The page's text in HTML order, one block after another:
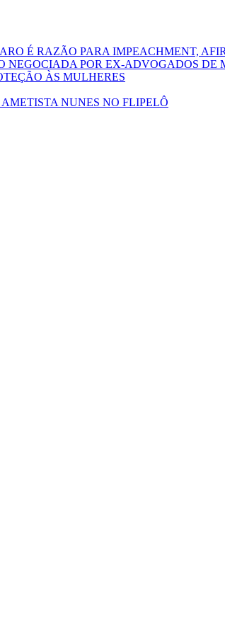
É RAZÃO PARA IMPEACHMENT,
NEGOCIADA POR EX-ADVOGADOS DE
ÀS MULHERES
NUNES NO FLIPELÔ